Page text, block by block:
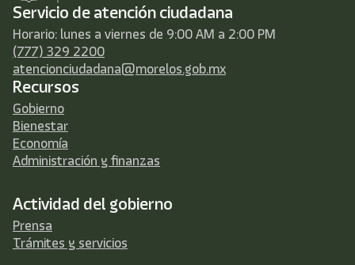
Servicio de atención ciudadana
Horario: lunes a viernes de 9:00 AM a 2:00 PM
(777) 329 2200
atencionciudadana@morelos.gob.mx
Recursos
Gobierno
Bienestar
Economía
Administración y finanzas
Actividad del gobierno
Prensa
Trámites y servicios